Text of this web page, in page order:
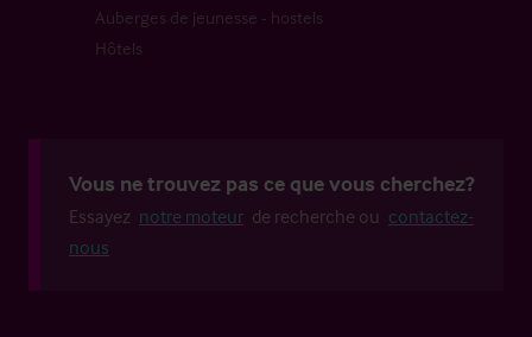
Auberges de jeunesse - hostels
Hôtels
Vous ne trouvez pas ce que vous cherchez?
Essayez notre moteur de recherche ou contactez-
nous